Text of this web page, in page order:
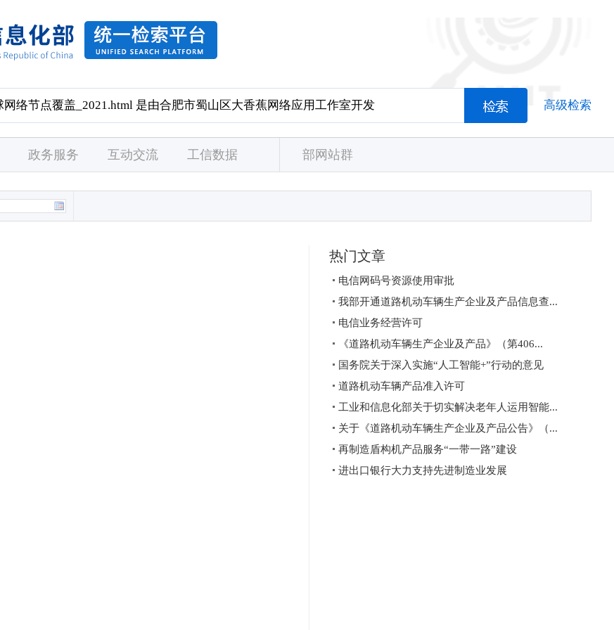
高级检索
政务服务 互动交流 工信数据 部网站群
热门文章
电信网码号资源使用审批
我部开通道路机动车辆生产企业及产品信息查...
电信业务经营许可
《道路机动车辆生产企业及产品》（第406...
国务院关于深入实施“人工智能+”行动的意见
道路机动车辆产品准入许可
工业和信息化部关于切实解决老年人运用智能...
关于《道路机动车辆生产企业及产品公告》（...
再制造盾构机产品服务“一带一路”建设
进出口银行大力支持先进制造业发展